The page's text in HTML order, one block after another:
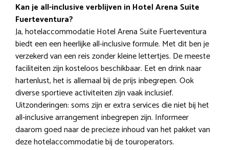
Kan je all-inclusive verblijven in Hotel Arena Suite
Fuerteventura?
Ja, hotelaccommodatie Hotel Arena Suite Fuerteventura
biedt een een heerlijke all-inclusive formule. Met dit ben je
verzekerd van een reis zonder kleine lettertjes. De meeste
faciliteiten zijn kosteloos beschikbaar. Eet en drink naar
hartenlust, het is allemaal bij de prijs inbegrepen. Ook
diverse sportieve activiteiten zijn vaak inclusief.
Uitzonderingen: soms zijn er extra services die niet bij het
all-inclusive arrangement inbegrepen zijn. Informeer
daarom goed naar de precieze inhoud van het pakket van
deze hotelaccommodatie bij de touroperators.